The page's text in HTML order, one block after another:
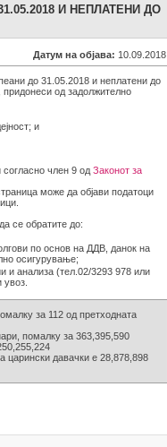
И НЕПЛАТЕНИ ДО
Датум на објава: 10.09.2018
до 31.05.2018 и неплатени до
од задолжително
и
согласно член 9 од Законот за
може да објави податоци
се обратите до:
по основ на ДДВ, данок на
осигурување;
и анализа (тел.02/3293 978 или
за 112 од претходната
помалку за 363,395,590
царински давачки е 28,878,898